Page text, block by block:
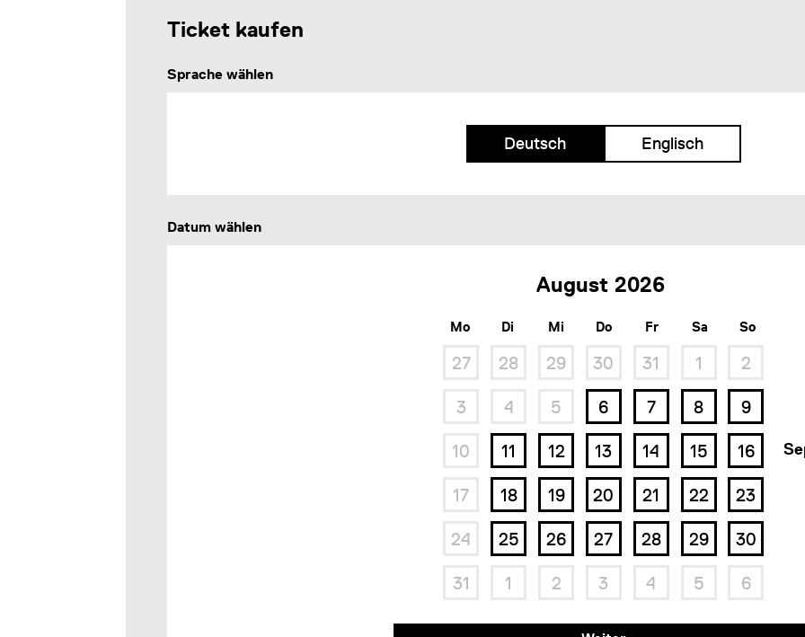
Ticket kaufen
Sprache wählen
Deutsch Englisch
Datum wählen
August
Mo Di Mi Do Fr Sa So
27 28 29 30 31 1 2
3 4 5 6 7 8 9
10 11 12 13 14 15 16
17 18 19 20 21 22 23
24 25 26 27 28 29 30
31 1 2 3 4 5 6